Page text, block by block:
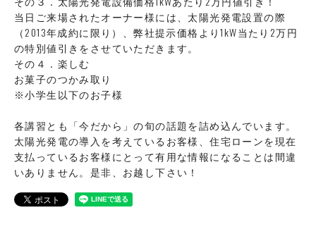
当日ご来場されたオーナー様には、太陽光発電設置の際
（2013年成約に限り）、弊社提示価格より1kW当たり2万円
の特別値引きをさせていただきます。
その４．楽しむ
お菓子のつかみ取り
※小学生以下のお子様
各講習とも「今だから」の旬の話題を詰め込んでいます。
太陽光発電の導入を考えているお客様、住宅ローンを現在
支払っているお客様にとって有用な情報になることは間違
いありません。是非、お越し下さい！